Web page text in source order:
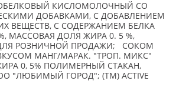
КИСЛОМОЛОЧНЫЙ СО
ДОБАВКАМИ, С ДОБАВЛЕНИЕМ
ВЕЩЕСТВ, С СОДЕРЖАНИЕМ БЕЛКА
МАССОВАЯ ДОЛЯ ЖИРА 0. 5 %,
РОЗНИЧНОЙ ПРОДАЖИ; СОКОМ
МАНГ/МАРАК. "ТРОП. МИКС"
0, 5% ПОЛИМЕРНЫЙ СТАКАН,
"ЛЮБИМЫЙ ГОРОД"; (TM) ACTIVE